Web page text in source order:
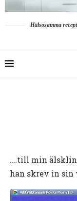
Hälsosamma
….till min
han skrev in sin